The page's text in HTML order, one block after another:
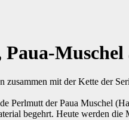
Muschel
mit der Kette der
Perlmutt der Paua Muschel
begehrt. Heute werden